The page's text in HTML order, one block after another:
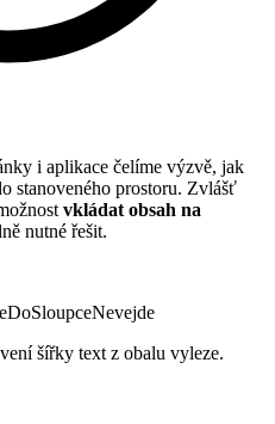
i aplikace čelíme výzvě, jak
stanoveného prostoru. Zvlášť
vkládat obsah na
nutné řešit.
šířky text z obalu vyleze.